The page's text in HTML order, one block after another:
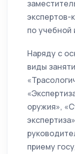
экспертов-
по учебной
Наряду с
виды
оружия»,
приему